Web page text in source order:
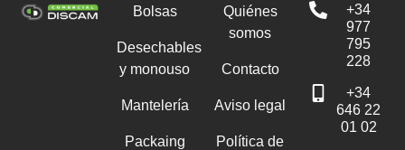
Bolsas
Desechables
y monouso
Mantelería
Packaing
Quiénes
somos
Contacto
Aviso legal
Política de
+34
977
795
228
+34
646 22
01 02